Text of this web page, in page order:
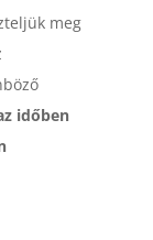
meg
időben